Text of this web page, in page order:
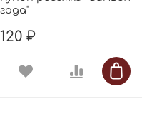
года"
120 ₽